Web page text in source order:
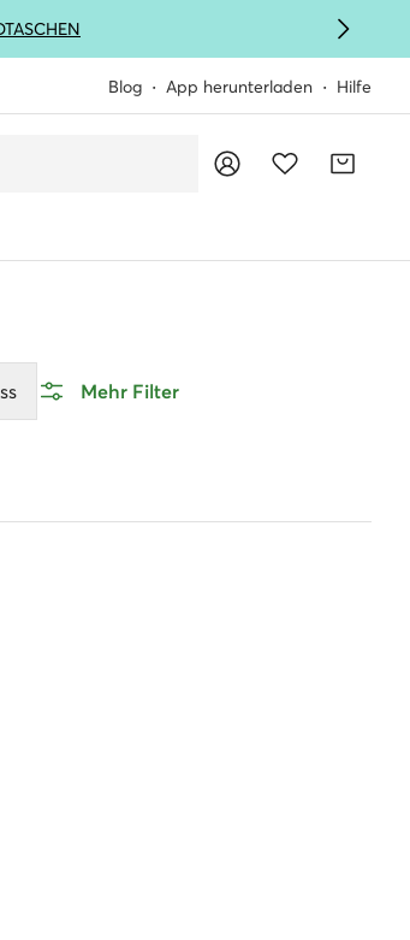
Blog App herunterladen Hilfe
Mehr Filter